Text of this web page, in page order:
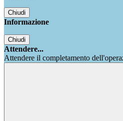
Chiudi
Informazione
Chiudi
Attendere...
Attendere il completamento